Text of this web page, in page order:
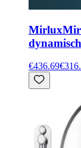
Mirlux
€436.69